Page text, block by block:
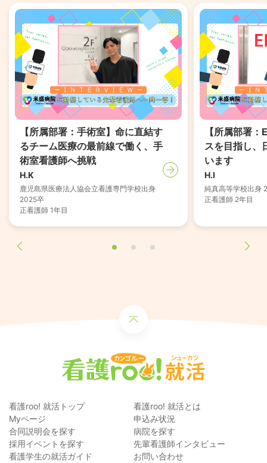
【所属部署：手術室】命に直結す
るチーム医療の最前線で働く、手
術室看護師へ挑戦
H.K
鹿児島県医療法人協会立看護専門学校出身
2025卒
正看護師 1年目
【所属部署
スを目指し、
います
H.I
純真高等学校出身
正看護師 2年目
看護roo! 就活トップ
看護roo! 就活とは
Myページ
申込み状況
合同説明会を探す
病院を探す
採用イベントを探す
先輩看護師インタビュー
看護学生の就活ガイド
お問い合わせ